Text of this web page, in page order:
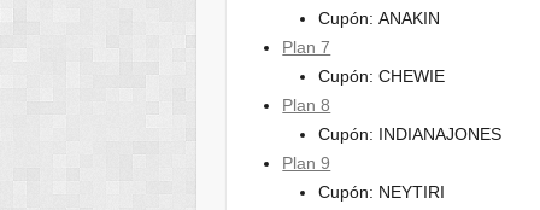
Cupón: ANAKIN
Plan 7
Cupón: CHEWIE
Plan 8
Cupón: INDIANAJONES
Plan 9
Cupón: NEYTIRI